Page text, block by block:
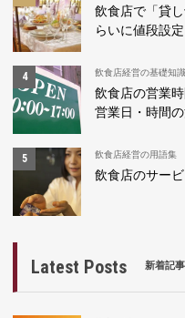
飲食店で「貸
らいに値段設
飲食店経営の基礎知識
飲食店の営業
営業日・時間
飲食店経営の用語集
飲食店のサー
Latest Posts 新着記事